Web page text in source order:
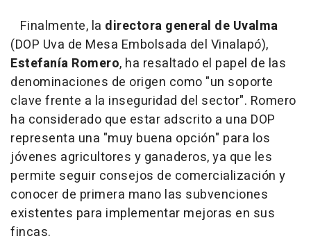
Finalmente, la directora general de Uvalma
(DOP Uva de Mesa Embolsada del Vinalapó),
Estefanía Romero, ha resaltado el papel de las
denominaciones de origen como "un soporte
clave frente a la inseguridad del sector". Romero
ha considerado que estar adscrito a una DOP
representa una "muy buena opción" para los
jóvenes agricultores y ganaderos, ya que les
permite seguir consejos de comercialización y
conocer de primera mano las subvenciones
existentes para implementar mejoras en sus
fincas.